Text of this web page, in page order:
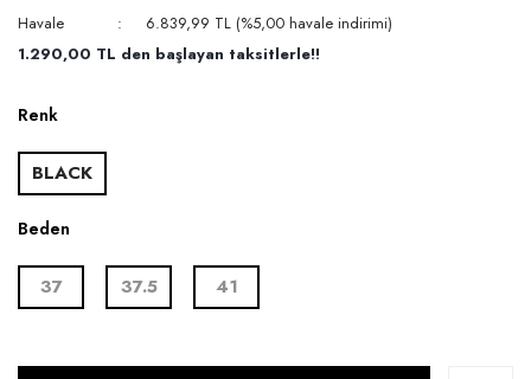
Havale
6.839,99 TL (%5,00 havale indirimi)
1.290,00 TL den başlayan taksitlerle!!
Renk
BLACK
Beden
37 37.5 41